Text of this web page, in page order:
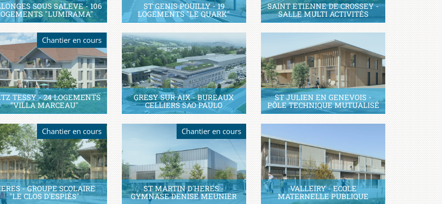
SOUS SALEVE - 106
"LUMIRAMA"
ST GENIS POUILLY - 19
LOGEMENTS "LE QUARK"
SAINT ETIENNE DE CROSSEY -
SALLE MULTI ACTIVITÉS
TESSY - 24 LOGEMENTS
"VILLA MARCEAU"
Chantier en cours
GRESY SUR AIX - BUREAUX
CELLIERS SAO PAULO
ST JULIEN EN GENEVOIS -
PÔLE TECHNIQUE MUTUALISÉ
- GROUPE SCOLAIRE
"LE CLOS D'ESPIÈS"
Chantier en cours
ST MARTIN D'HERES -
GYMNASE DENISE MEUNIER
Chantier en cours
VALLEIRY - ECOLE
MATERNELLE PUBLIQUE